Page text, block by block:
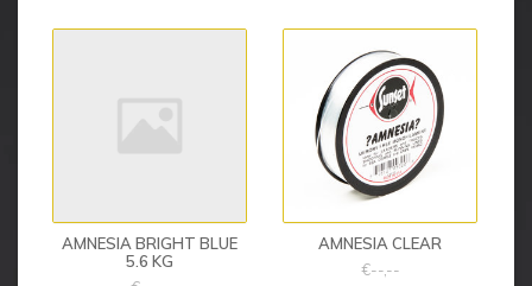
AMNESIA BRIGHT BLUE
5.6 KG
AMNESIA CLEAR
€--,--